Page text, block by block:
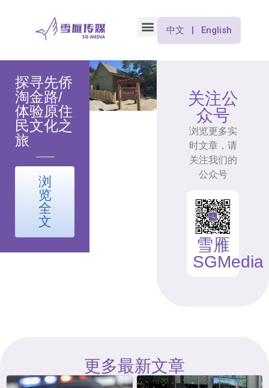
中文 | English
探寻先侨
淘金路/
体验原住
民文化之
旅
浏
览
全
文
关注公
众号
浏览更多实
时文章，请
关注我们的
公众号
雪雁
SGMedia
更多最新文章